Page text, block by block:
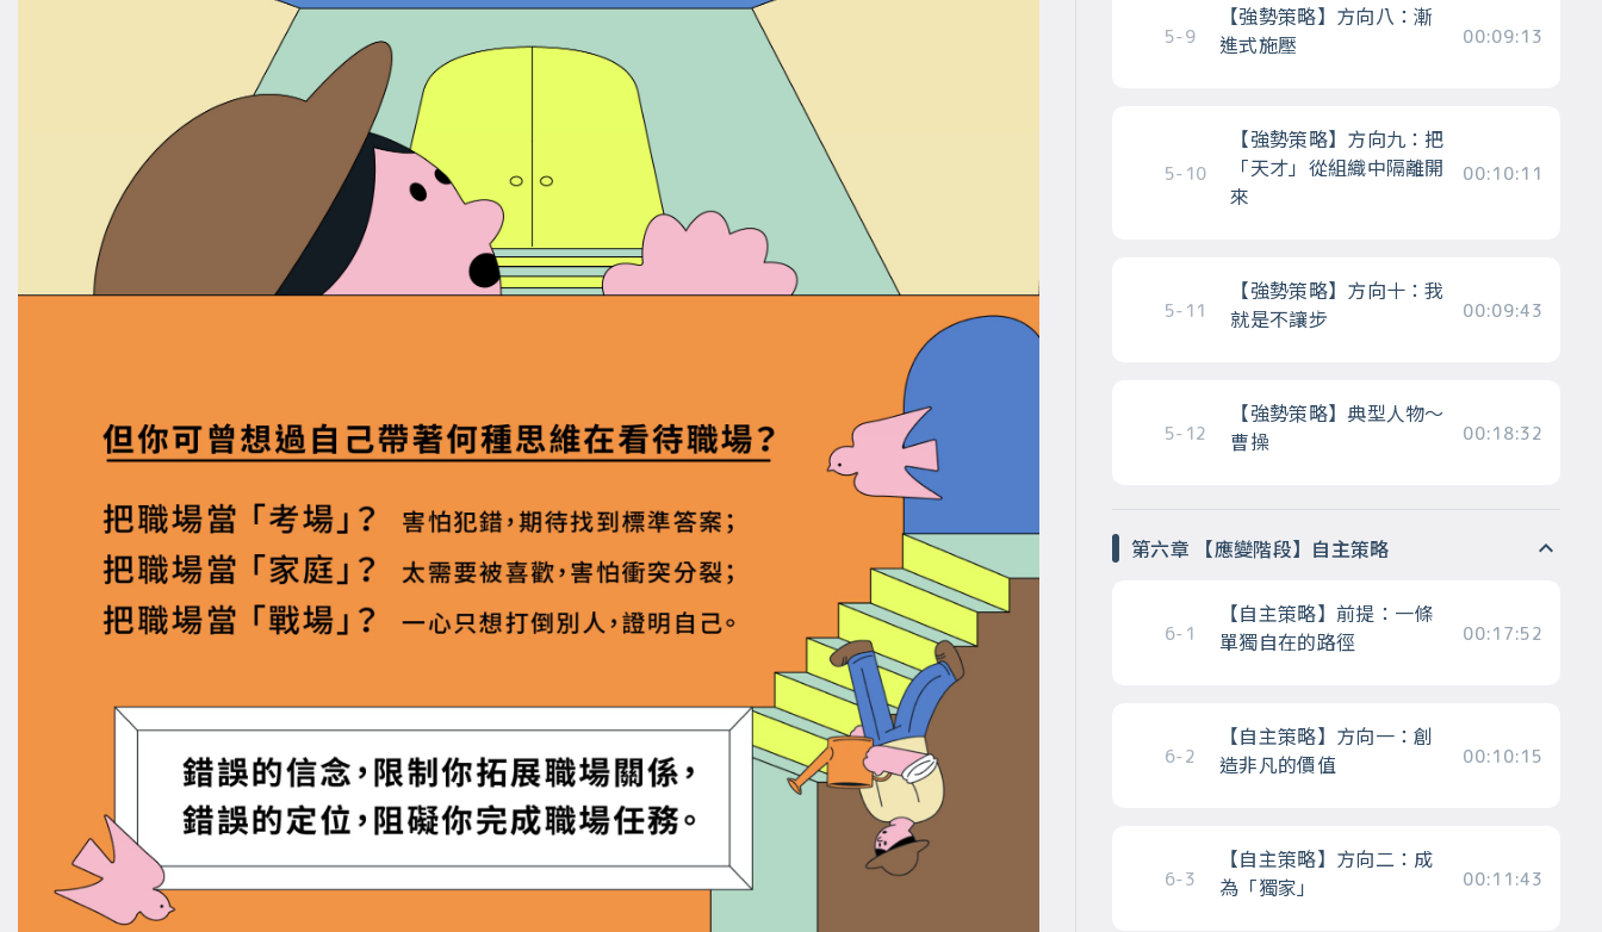
5-9
【強勢策略】方向八：漸
進式施壓
00:09:13
5-10
【強勢策略】方向九：把
「天才」從組織中隔離開
來
00:10:11
5-11
【強勢策略】方向十：我
就是不讓步
00:09:43
5-12
【強勢策略】典型人物～
曹操
00:18:32
第六章 【應變階段】自主策略
6-1
【自主策略】前提：一條
單獨自在的路徑
00:17:52
6-2
【自主策略】方向一：創
造非凡的價值
00:10:15
6-3
【自主策略】方向二：成
為「獨家」
00:11:43